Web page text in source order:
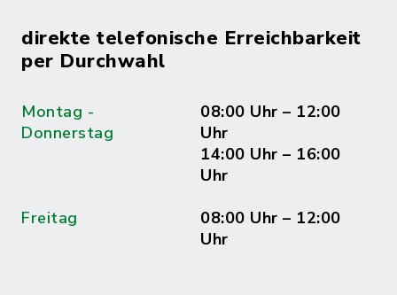
direkte telefonische Erreichbarkeit
per Durchwahl
Montag -
Donnerstag
08:00 Uhr – 12:00
Uhr
14:00 Uhr – 16:00
Uhr
Freitag
08:00 Uhr – 12:00
Uhr